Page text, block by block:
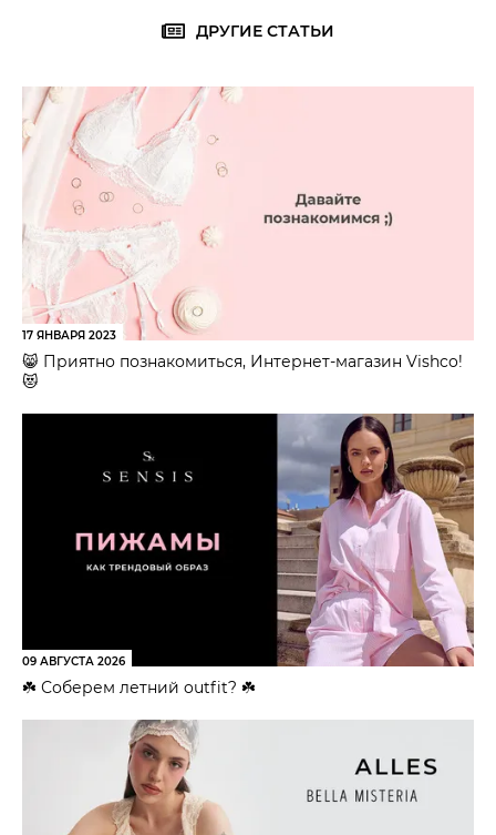
ДРУГИЕ СТАТЬИ
17 ЯНВАРЯ 2023
😸 Приятно познакомиться, Интернет-магазин Vishco!
😻
09 АВГУСТА 2026
☘️ Соберем летний outfit? ☘️